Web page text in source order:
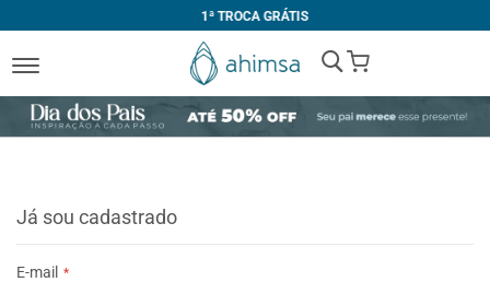
1ª TROCA GRÁTIS
My Cart
Já sou cadastrado
E-mail